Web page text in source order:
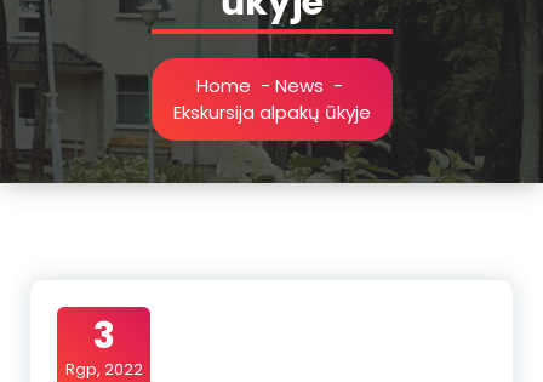
Home - News -
Ekskursija alpakų ūkyje
3
Rgp, 2022